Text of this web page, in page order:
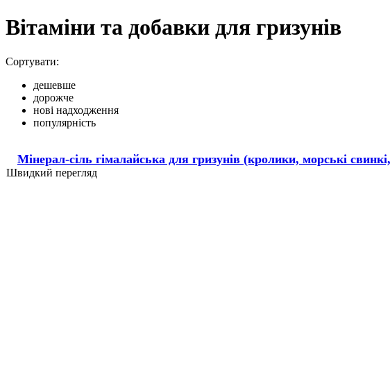
Вітаміни та добавки для гризунів
Сортувати:
дешевше
дорожче
нові надходження
популярність
Мінерал-сіль гімалайська для гризунів (кролики, морські
Швидкий перегляд